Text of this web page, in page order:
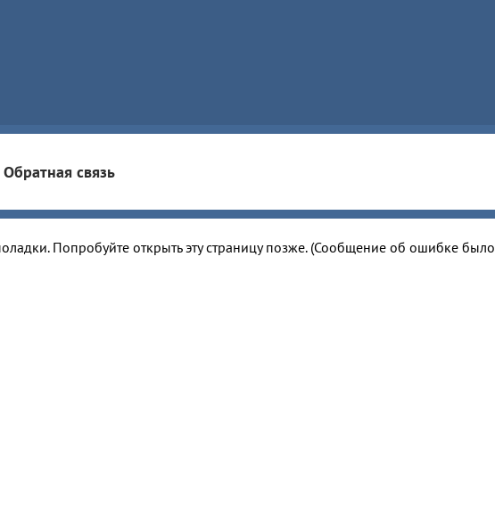
Обратная связь
Попробуйте открыть эту страницу позже. (Сообщение об ошибке было